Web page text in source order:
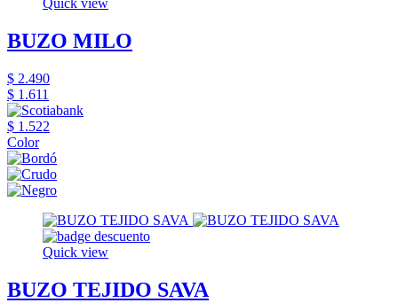
Quick view
BUZO MILO
$ 2.490
$ 1.611
$ 1.522
Color
Quick view
BUZO TEJIDO SAVA